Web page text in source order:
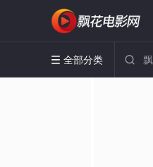
 全部分类 